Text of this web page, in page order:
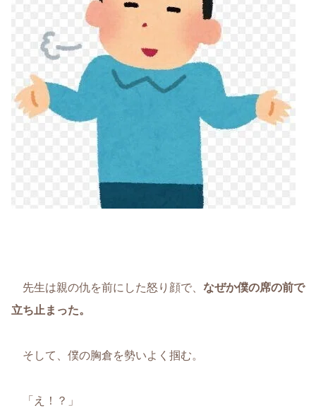
先生は親の仇を前にした怒り顔で、 なぜか僕の席の前で
立ち止まった。
そして、僕の胸倉を勢いよく掴む。
「え！？」